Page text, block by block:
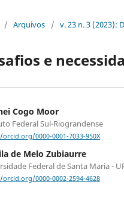
/ Arquivos / v. 23 n. 3 (2023):
e
Cogo Moor
Federal Sul-Riograndense
0000-0001-7033-950X
de Melo Zubiaurre
Federal de Santa Maria -
0000-0002-2594-4628